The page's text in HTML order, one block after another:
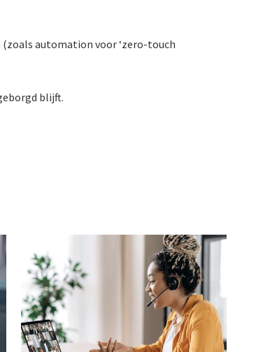
automation voor ‘zero-touch
blijft.